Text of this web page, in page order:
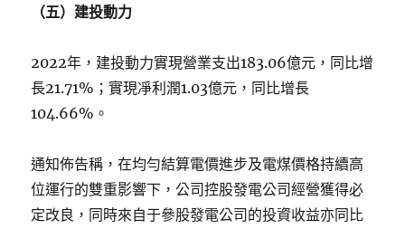
（五）建投動力
2022年，建投動力實現營業支出183.06億元，同比增
長21.71%；實現凈利潤1.03億元，同比增長
104.66%。
通知佈告稱，在均勻結算電價進步及電煤價格持續高
位運行的雙重影響下，公司控股發電公司經營獲得必
定改良，同時來自于參股發電公司的投資收益亦同比